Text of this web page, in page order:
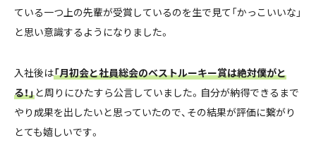
ている一つ上の先輩が受賞しているのを生で見て「かっこいいな」
と思い意識するようになりました。
入社後は「月初会と社員総会のベストルーキー賞は絶対僕がと
る！」と周りにひたすら公言していました。自分が納得できるまで
やり成果を出したいと思っていたので、その結果が評価に繋がり
とても嬉しいです。